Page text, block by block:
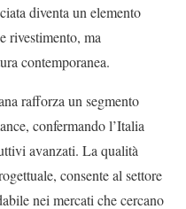
diventa un elemento
rivestimento, ma
contemporanea.
rafforza un segmento
confermando l’Italia
avanzati. La qualità
consente al settore
nei mercati che cercano